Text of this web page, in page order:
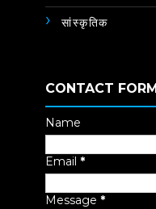
सांस्कृतिक
CONTACT FORM
Name
Email *
Message *